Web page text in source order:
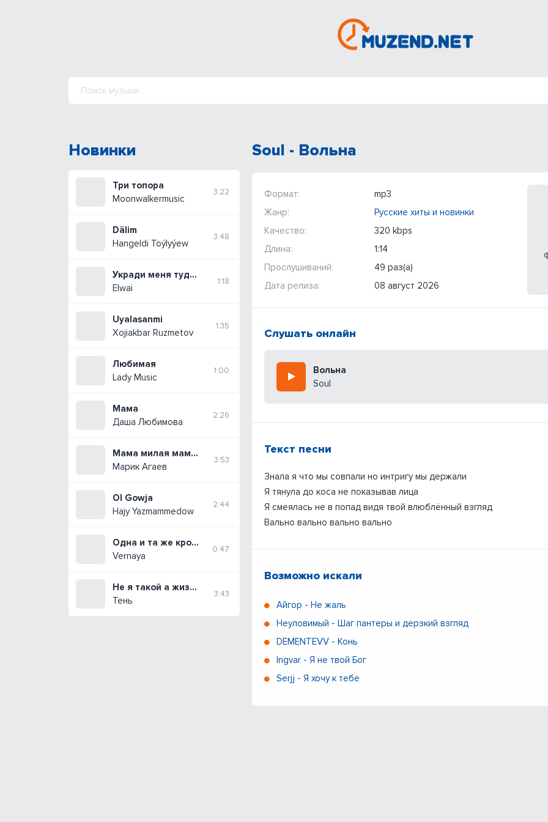
Новинки
Три топора
Moonwalkermusic
3:22
Dälim
Hangeldi Toýlyýew
3:48
Укради меня туда где выше горы
Elwai
1:18
Uyalasanmi
Xojiakbar Ruzmetov
1:35
Любимая
Lady Music
1:00
Мама
Даша Любимова
2:26
Мама милая мама (Cover)
Марик Агаев
3:53
Ol Gowja
Hajy Yazmammedow
2:44
Одна и та же кровь
Vernaya
0:47
Не я такой а жизнь такая
Тень
3:43
Soul - Вольна
Формат:
mp3
Жанр:
Русские хиты и новинки
Качество:
320 kbps
Длина:
1:14
Прослушиваний:
49 раз(а)
Дата релиза:
08 август 2026
Слушать онлайн
Вольна
Soul
Текст песни
Знала я что мы совпали но интригу мы держали
Я тянула до коса не показывав лица
Я смеялась не в попад видя твой влюблённый взгляд
Вально вально вально вально
Возможно искали
Айгор - Не жаль
Неуловимый - Шаг пантеры и дерзкий взгляд
DEMENTEVV - Конь
Ingvar - Я не твой Бог
Serjj - Я хочу к тебе